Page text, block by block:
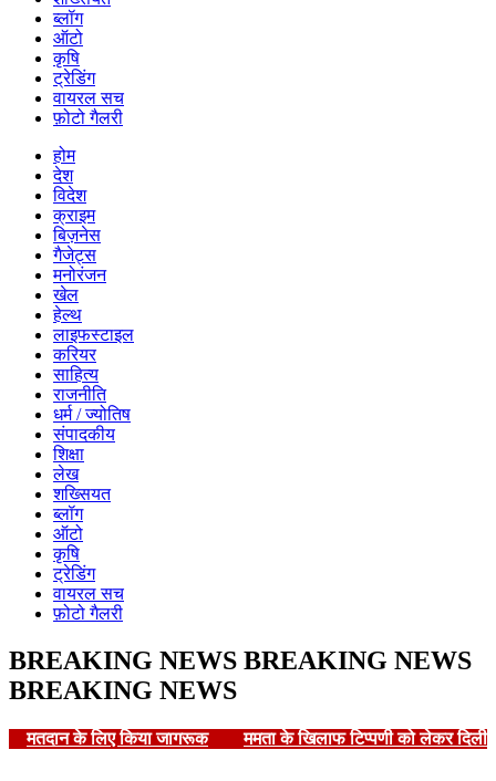
ब्लॉग
ऑटो
कृषि
ट्रेडिंग
वायरल सच
फ़ोटो गैलरी
होम
देश
विदेश
क्राइम
बिज़नेस
गैजेट्स
मनोरंजन
खेल
हेल्थ
लाइफस्टाइल
करियर
साहित्य
राजनीति
धर्म / ज्योतिष
संपादकीय
शिक्षा
लेख
शख्सियत
ब्लॉग
ऑटो
कृषि
ट्रेडिंग
वायरल सच
फ़ोटो गैलरी
BREAKING NEWS BREAKING NEWS
BREAKING NEWS
मतदान के लिए किया जागरूक ममता के खिलाफ टिप्पणी को लेकर